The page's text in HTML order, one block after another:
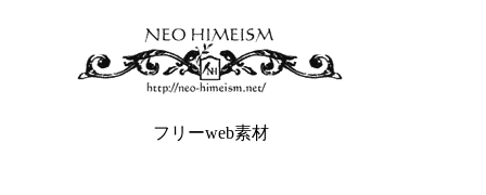
フリーweb素材